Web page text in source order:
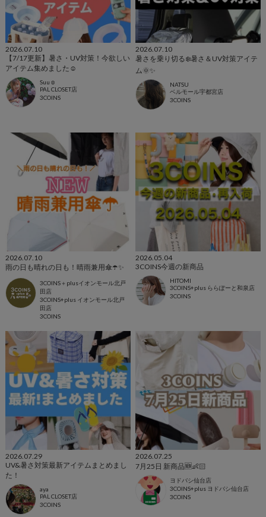
2026.07.10
【7/17更新】暑さ・UV対策！今欲しい
アイテム集めました☺
Suu☺︎
PAL CLOSET店
3COINS
2026.07.10
暑さを乗り切る❄️暑さ＆UV対策アイテ
ム🌞✨️
NATSU
ベルモール宇都宮店
3COINS
2026.07.10
雨の日も晴れの日も！晴雨兼用傘☂️✨
3COINS＋plusイオンモール北戸
田店
3COINS+plus イオンモール北戸
田店
3COINS
2026.05.04
3COINS今週の新商品
HITOMI
3COINS+plus ららぽーと和泉店
3COINS
2026.07.29
UV&暑さ対策最新アイテムまとめまし
た！
aya
PAL CLOSET店
3COINS
2026.07.25
7月25日 新商品🆕👶🏻
ヨドバシ仙台店
3COINS+plus ヨドバシ仙台店
3COINS